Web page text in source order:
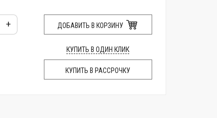
+ ДОБАВИТЬ В КОРЗИНУ
КУПИТЬ В ОДИН КЛИК
КУПИТЬ В РАССРОЧКУ